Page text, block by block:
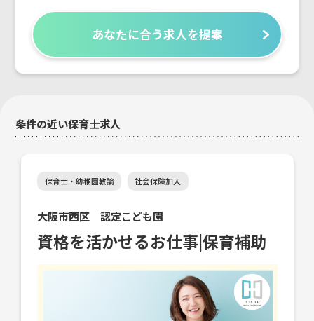
あなたに合う求人を提案
条件の近い保育士求人
保育士・幼稚園教諭 社会保険加入
大阪市西区 認定こども園
資格を活かせるお仕事|保育補助